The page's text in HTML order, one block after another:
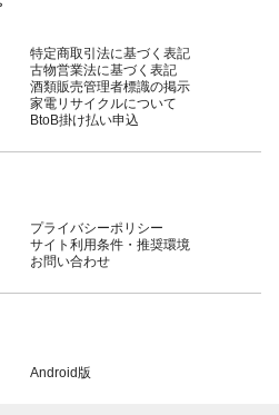
特定商取引法に基づく表記
古物営業法に基づく表記
酒類販売管理者標識の掲示
家電リサイクルについて
BtoB掛け払い申込
プライバシーポリシー
サイト利用条件・推奨環境
お問い合わせ
Android版